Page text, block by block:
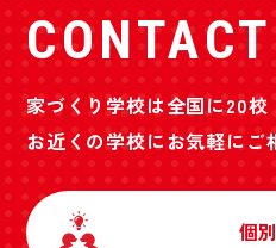
CONTACT
家づくり学校は全国に20校
お近くの学校にお気軽にご
個